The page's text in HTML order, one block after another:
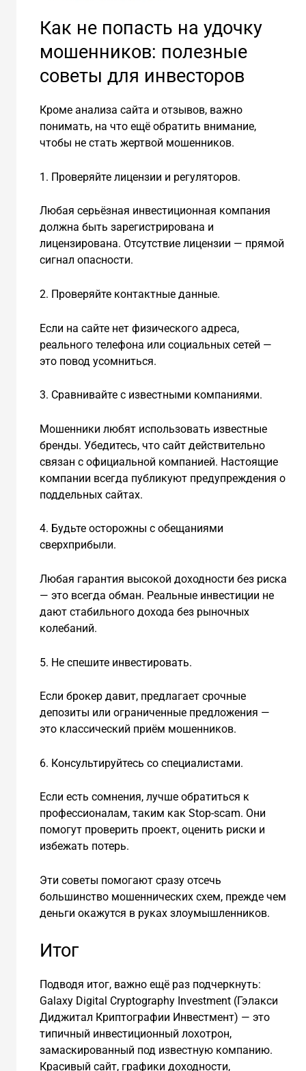
Как не попасть на удочку
мошенников: полезные
советы для инвесторов
Кроме анализа сайта и отзывов, важно
понимать, на что ещё обратить внимание,
чтобы не стать жертвой мошенников.
1. Проверяйте лицензии и регуляторов.
Любая серьёзная инвестиционная компания
должна быть зарегистрирована и
лицензирована. Отсутствие лицензии — прямой
сигнал опасности.
2. Проверяйте контактные данные.
Если на сайте нет физического адреса,
реального телефона или социальных сетей —
это повод усомниться.
3. Сравнивайте с известными компаниями.
Мошенники любят использовать известные
бренды. Убедитесь, что сайт действительно
связан с официальной компанией. Настоящие
компании всегда публикуют предупреждения о
поддельных сайтах.
4. Будьте осторожны с обещаниями
сверхприбыли.
Любая гарантия высокой доходности без риска
— это всегда обман. Реальные инвестиции не
дают стабильного дохода без рыночных
колебаний.
5. Не спешите инвестировать.
Если брокер давит, предлагает срочные
депозиты или ограниченные предложения —
это классический приём мошенников.
6. Консультируйтесь со специалистами.
Если есть сомнения, лучше обратиться к
профессионалам, таким как Stop-scam. Они
помогут проверить проект, оценить риски и
избежать потерь.
Эти советы помогают сразу отсечь
большинство мошеннических схем, прежде чем
деньги окажутся в руках злоумышленников.
Итог
Подводя итог, важно ещё раз подчеркнуть:
Galaxy Digital Cryptography Investment (Гэлакси
Диджитал Криптографии Инвестмент) — это
типичный инвестиционный лохотрон,
замаскированный под известную компанию.
Красивый сайт, графики доходности,